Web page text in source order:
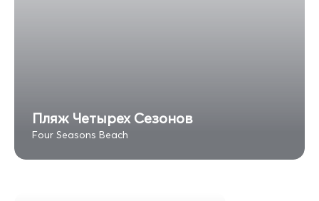
Пляж Четырех Сезонов
Four Seasons Beach